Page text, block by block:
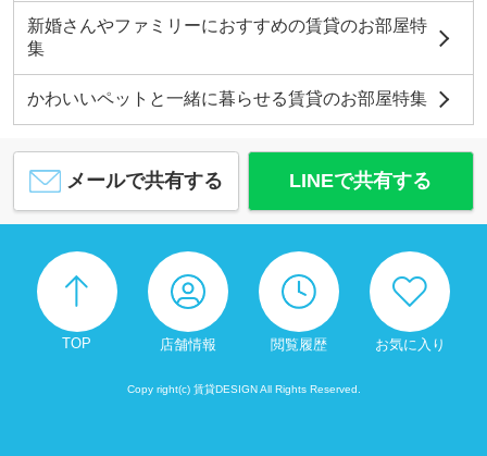
新婚さんやファミリーにおすすめの賃貸のお部屋特
集
かわいいペットと一緒に暮らせる賃貸のお部屋特集
メールで共有する LINEで共有する
TOP 店舗情報 閲覧履歴 お気に入り
Copy right(c) 賃貸DESIGN All Rights Reserved.